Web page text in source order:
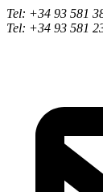
Tel: +34 93 581
Tel: +34 93 581